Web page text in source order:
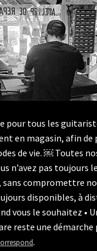
pour tous les
en magasin, afin
de vie. ￼ Toutes
n’avez pas
compromettre
disponibles, à
vous le souhaitez
reste une
.